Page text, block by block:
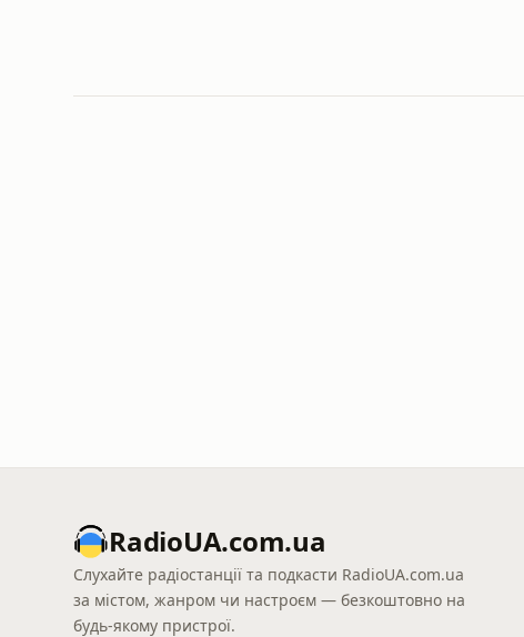
RadioUA.com.ua
Слухайте радіостанції та подкасти RadioUA.com.ua
за містом, жанром чи настроєм — безкоштовно на
будь-якому пристрої.